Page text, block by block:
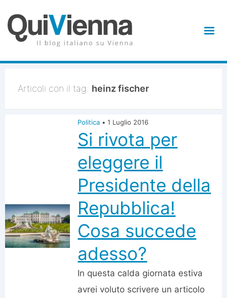
Articoli con il tag: heinz fischer
Politica • 1 Luglio 2016
Si rivota per
eleggere il
Presidente della
Repubblica!
Cosa succede
adesso?
In questa calda giornata estiva
avrei voluto scrivere un articolo